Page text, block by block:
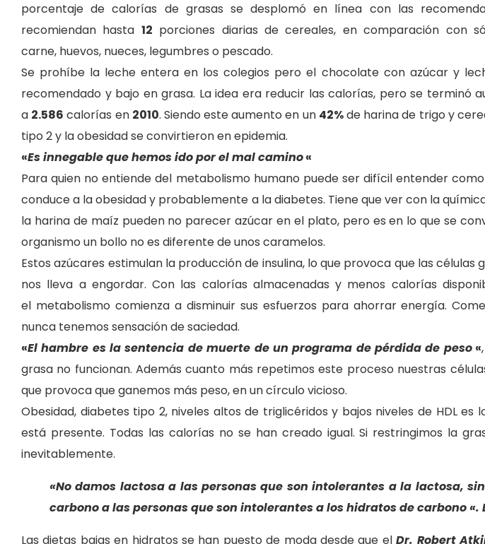
porcentaje de calorías de grasas se desplomó en línea con las
recomiendan hasta 12 porciones diarias de cereales, en comparación con
carne, huevos, nueces, legumbres o pescado.
Se prohíbe la leche entera en los colegios pero el chocolate con azúcar y
recomendado y bajo en grasa. La idea era reducir las calorías, pero se terminó
a 2.586 calorías en 2010. Siendo este aumento en un 42%de harina de trigo y
tipo 2 y la obesidad se convirtieron enepidemia.
«Es innegable que hemos ido por el mal camino«
Para quien no entiende del metabolismo humano puede ser difícil entender
conduce a la obesidad y probablemente a la diabetes. Tiene que ver con la
la harina de maíz pueden no parecer azúcar en el plato, pero es en lo que se
organismo un bollo no es diferente de unos caramelos.
Estos azúcares estimulan la producciónde insulina, lo que provoca que las
nos lleva a engordar. Con las calorías almacenadas y menos calorías
el metabolismo comienza a disminuir sus esfuerzos para ahorrar energía.
nunca tenemos sensación de saciedad.
«El hambre es la sentencia de muerte de un programa de pérdida de peso«
grasa no funcionan. Además cuanto más repetimos este proceso nuestras
que provoca que ganemos más peso, en un círculo vicioso.
Obesidad, diabetes tipo 2, niveles altos de triglicéridos y bajos niveles de HDL es
está presente. Todas las calorías no se han creado igual. Si restringimos la
inevitablemente.
«No damos lactosa a las personas que son intolerantes a la lactosa,
carbono a las personas que son intolerantes a los hidratos de carbono «.
Las dietas bajas en hidratos se han puesto de moda desde que elDr. Robert